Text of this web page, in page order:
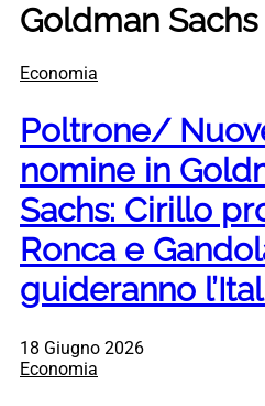
Goldman Sachs
Economia
Poltrone/
nomine in
Sachs: Cirillo
Ronca e
guideranno
18 Giugno 2026
Economia